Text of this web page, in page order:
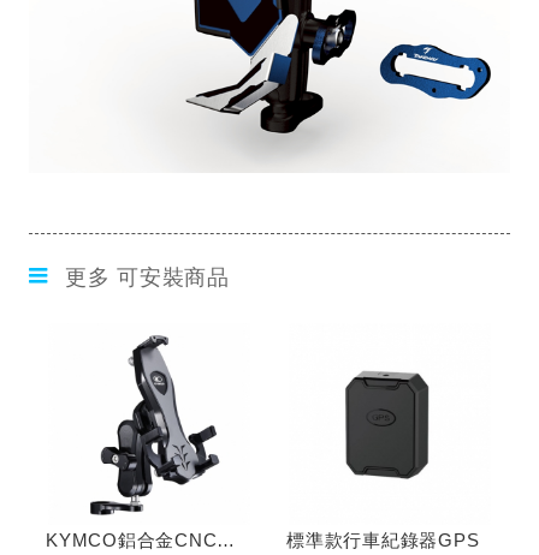
更多 可安裝商品
KYMCO鋁合金CNC減
標準款行車紀錄器GPS